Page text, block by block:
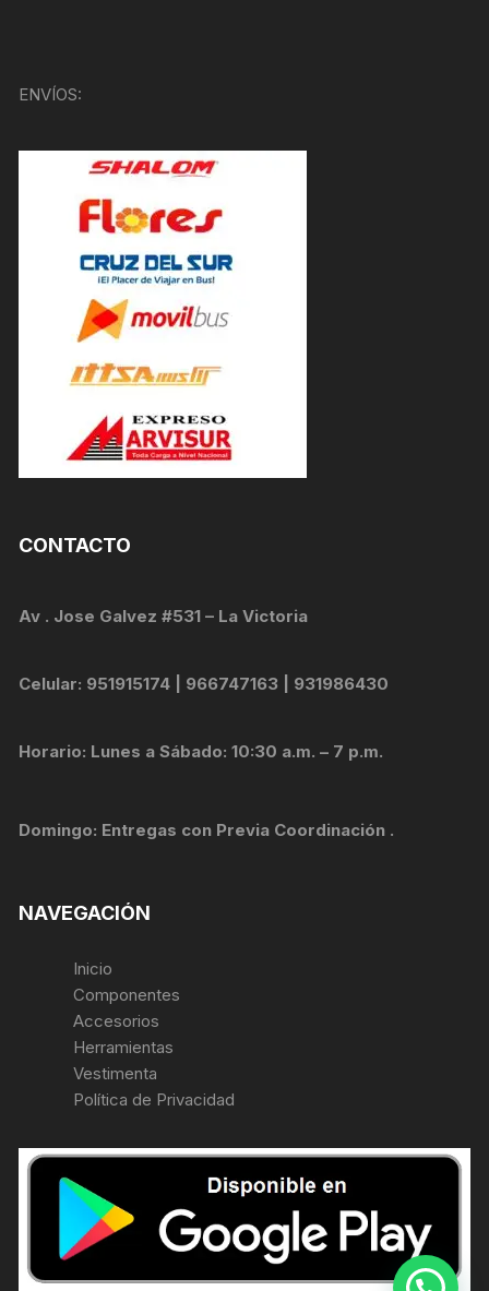
ENVÍOS:
CONTACTO
Av . Jose Galvez #531 – La Victoria
Celular: 951915174 | 966747163 | 931986430
Horario: Lunes a Sábado: 10:30 a.m. – 7 p.m.
Domingo: Entregas con Previa Coordinación .
NAVEGACIÓN
Inicio
Componentes
Accesorios
Herramientas
Vestimenta
Política de Privacidad